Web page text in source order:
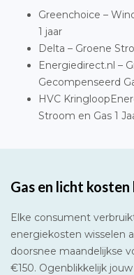
Greenchoice –
1 jaar
Delta – Groene
Energiedirect.nl –
Gecompenseerd
HVC
Stroom en Gas 1
Gas en licht kosten
Elke consument
energiekosten wisselen
doorsnee maandelijkse
€150. Ogenblikkelijk